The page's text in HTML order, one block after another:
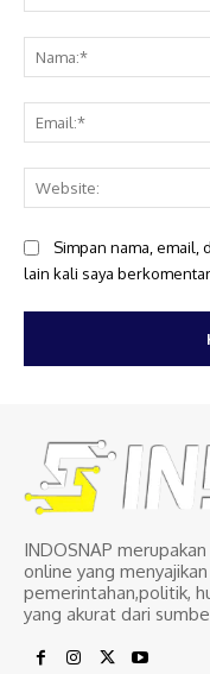
Simpan nama, email,
lain kali saya
INDOSNAP
online yang
pemerintahan,politik,
yang akurat dari